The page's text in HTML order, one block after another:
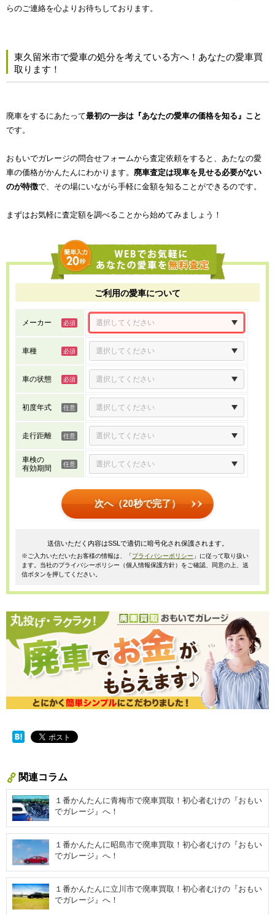
らのご連絡を心よりお待ちしております。
東久留米市で愛車の処分を考えている方へ！あなたの愛車買
取ります！
廃車をするにあたって最初の一歩は『あなたの愛車の価格を知る』こと
です。
おもいでガレージの問合せフォームから査定依頼をすると、あたなの愛
車の価格がかんたんにわかります。 廃車査定は現車を見せる必要がない
のが特徴で、その場にいながら手軽に金額を知ることができるのです。
まずはお気軽に査定額を調べることから始めてみましょう！
ご利用の愛車について
メーカー
車種
車の状態
初度年式
走行距離
車検の
有効期間
次へ（20秒で完了）
送信いただく内容はSSLで適切に暗号化され保護されます。
※ご入力いただいたお客様の情報は、「プライバシーポリシー 」に従って取り扱い
ます。当社のプライバシーポリシー（個人情報保護方針）をご確認、同意の上、送
信ボタンを押してください。
関連コラム
１番かんたんに青梅市で廃車買取！初心者むけの『おもい
でガレージ』へ！
１番かんたんに昭島市で廃車買取！初心者むけの『おもい
でガレージ』へ！
１番かんたんに立川市で廃車買取！初心者むけの『おもい
でガレージ』へ！